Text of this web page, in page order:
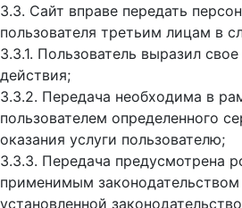
3.3. Сайт вправе передать
пользователя третьим лицам в
3.3.1. Пользователь выразил
действия;
3.3.2. Передача необходима в
пользователем определенного
оказания услуги пользователю;
3.3.3. Передача предусмотрена
применимым
установленной